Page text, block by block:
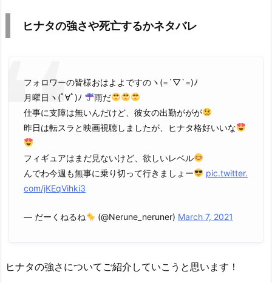
ヒナタの強さや死亡するかネタバレ
フォロワーの皆様おはよよですのヽ(=´▽`=)ﾉ
月曜日ヽ(ﾟ∀ﾟ)ﾉ
雨だ
仕事に支障は無いんだけど、彼女の出勤ががが
昨日は転スラと映画視聴しましたが、ヒナタ格好いいな
フィギュアはまだ見ないけど、欲しいレベル
んでわ今週も無事に乗り切って行きましょー
pic.twitter.
com/jKEqVihki3
— だーくねるね (@Nerune_neruner) March 7, 2021
ヒナタの強さについてご紹介していこうと思います！